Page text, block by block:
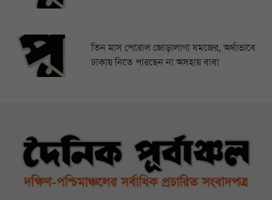
তিন মাস পেরোল জোড়ালাগা যমজের, অর্থাভাবে
ঢাকায় নিতে পারছেন না অসহায় বাবা